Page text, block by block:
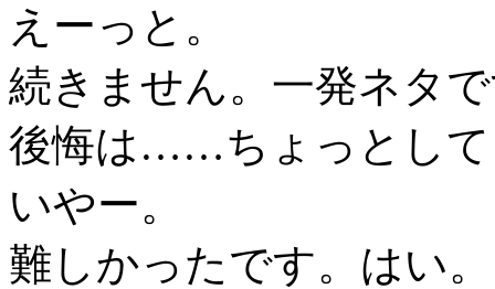
えーっと。
続きません。一発ネタ
後悔は……ちょっとして
いやー。
難しかったです。はい。